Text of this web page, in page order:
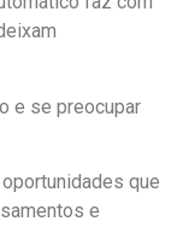
e se preocupar
que
e